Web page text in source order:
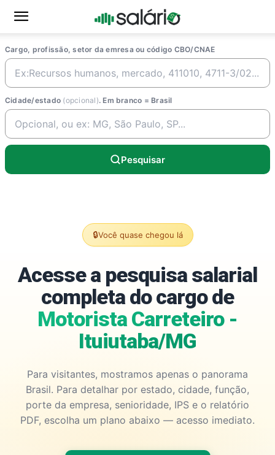
Cargo, profissão, setor da emresa ou código CBO/CNAE
Cidade/estado (opcional). Em branco = Brasil
Pesquisar
🔒Você quase chegou lá
Acesse a pesquisa salarial
completa do cargo de
Motorista Carreteiro -
Ituiutaba/MG
Para visitantes, mostramos apenas o panorama
Brasil. Para detalhar por estado, cidade, função,
porte da empresa, senioridade, IPS e o relatório
PDF, escolha um plano abaixo — acesso imediato.